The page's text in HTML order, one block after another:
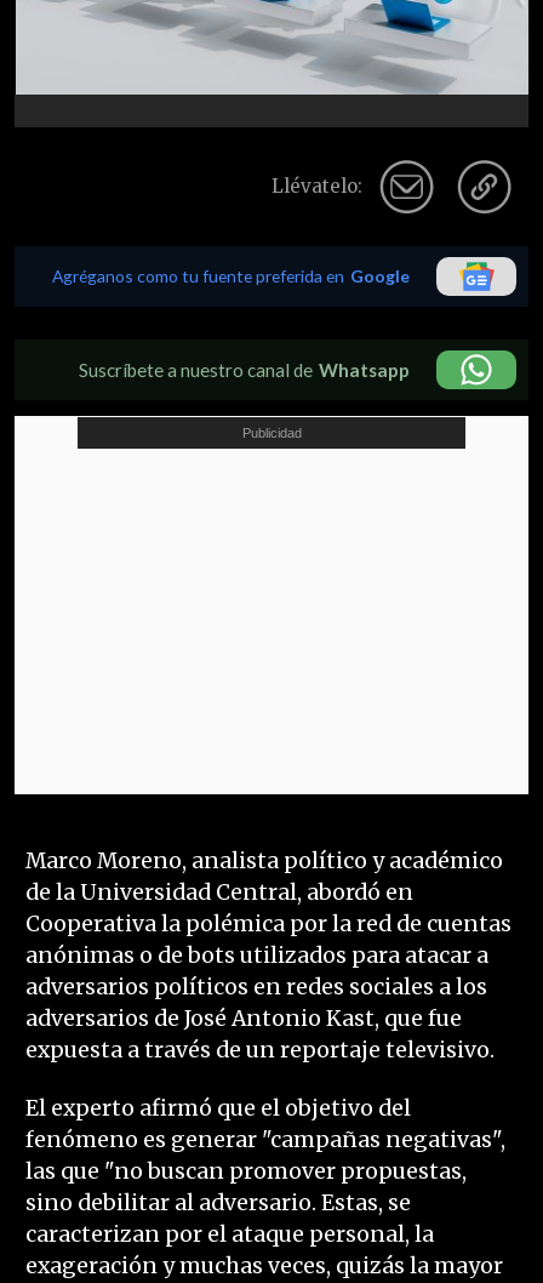
Llévatelo:
Agréganos como tu fuente preferida en Google
Suscríbete a nuestro canal de Whatsapp
Marco Moreno, analista político y académico
de la Universidad Central, abordó en
Cooperativa la polémica por la red de cuentas
anónimas o de bots utilizados para atacar a
adversarios políticos en redes sociales a los
adversarios de José Antonio Kast, que fue
expuesta a través de un reportaje televisivo.
El experto afirmó que el objetivo del
fenómeno es generar "campañas negativas",
las que "no buscan promover propuestas,
sino debilitar al adversario. Estas, se
caracterizan por el ataque personal, la
exageración y muchas veces, quizás la mayor